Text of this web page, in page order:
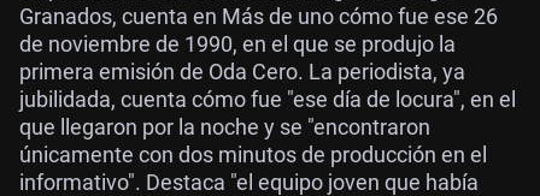
Granados, cuenta en Más de uno cómo fue ese 26
de noviembre de 1990, en el que se produjo la
primera emisión de Oda Cero. La periodista, ya
jubilidada, cuenta cómo fue "ese día de locura", en el
que llegaron por la noche y se "encontraron
únicamente con dos minutos de producción en el
informativo". Destaca "el equipo joven que había